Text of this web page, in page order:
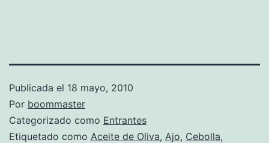
Publicada el 18 mayo, 2010
Por boommaster
Categorizado como Entrantes
Etiquetado como Aceite de Oliva, Ajo, Cebolla,